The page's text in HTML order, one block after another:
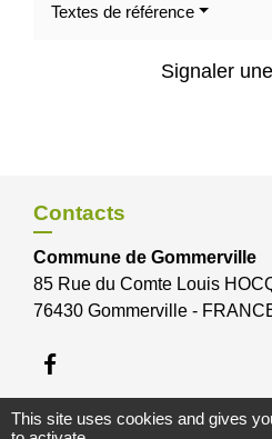
Textes de référence
Signaler
Contacts
Commune de Gommerville
85 Rue du Comte Louis
76430 Gommerville -
This site uses cookies and gives